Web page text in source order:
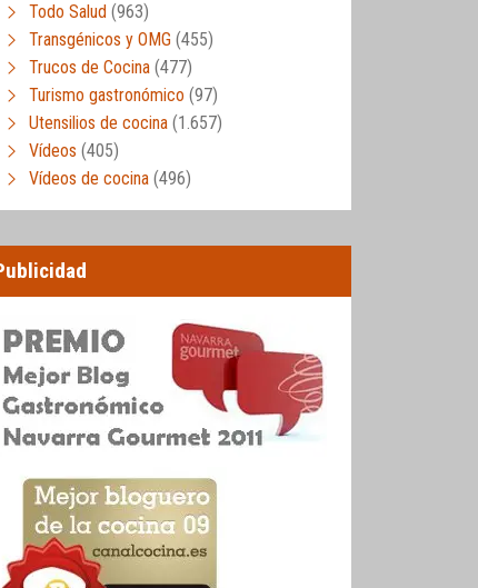
Todo Salud (963)
Transgénicos y OMG (455)
Trucos de Cocina (477)
Turismo gastronómico (97)
Utensilios de cocina (1.657)
Vídeos (405)
Vídeos de cocina (496)